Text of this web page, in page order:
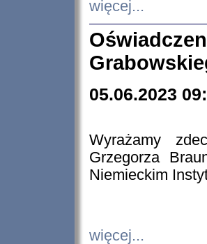
więcej...
05.06.2023
Wyrażamy
Grzegorza
Niemieckim
więcej...